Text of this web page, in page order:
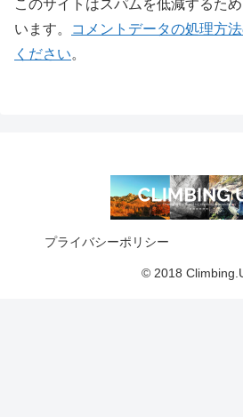
このサイトはスパムを低減するた
います。
コメントデータの処理方
ください。
プライバシーポリシー
© 2018